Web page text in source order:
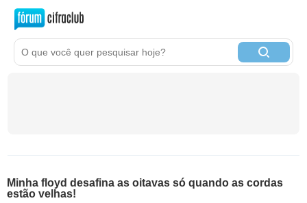
Minha floyd desafina as oitavas só quando as cordas
estão velhas!